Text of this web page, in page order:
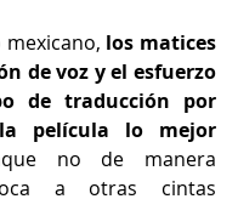
mexicano, los matices
de voz y el esfuerzo
de traducción por
película lo mejor
no de manera
a otras cintas